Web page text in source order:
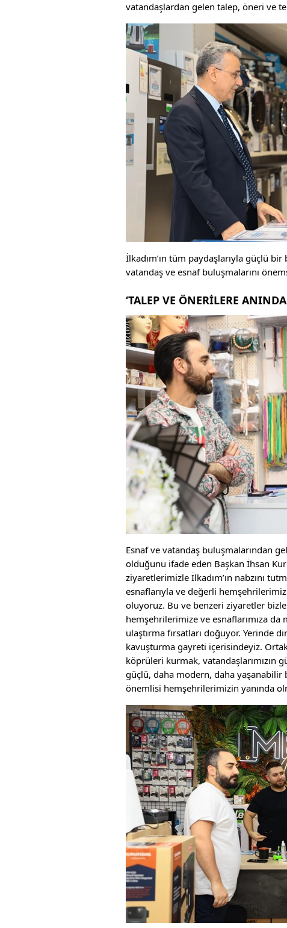
vatandaşlardan gelen talep, öneri ve
İlkadım’ın tüm paydaşlarıyla güçlü
vatandaş ve esnaf buluşmalarını
‘TALEP VE ÖNERİLERE
Esnaf ve vatandaş buluşmalarından
olduğunu ifade eden Başkan İhsan
ziyaretlerimizle İlkadım’ın nabzını
esnaflarıyla ve değerli
oluyoruz. Bu ve benzeri ziyaretler
hemşehrilerimize ve esnaflarımıza
ulaştırma fırsatları doğuyor. Yerinde
kavuşturma gayreti içerisindeyiz.
köprüleri kurmak, vatandaşlarımızın
güçlü, daha modern, daha yaşanabilir
önemlisi hemşehrilerimizin yanında